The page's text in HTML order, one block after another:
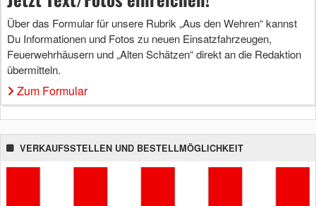
Über das Formular für unsere Rubrik „Aus den Wehren“ kannst
Du Informationen und Fotos zu neuen Einsatzfahrzeugen,
Feuerwehrhäusern und „Alten Schätzen“ direkt an die Redaktion
übermitteln.
Zum Formular
VERKAUFSSTELLEN UND BESTELLMÖGLICHKEIT